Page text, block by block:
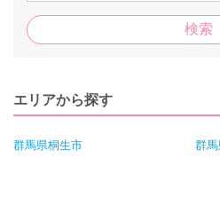
エリアから探す
群馬県桐生市 群